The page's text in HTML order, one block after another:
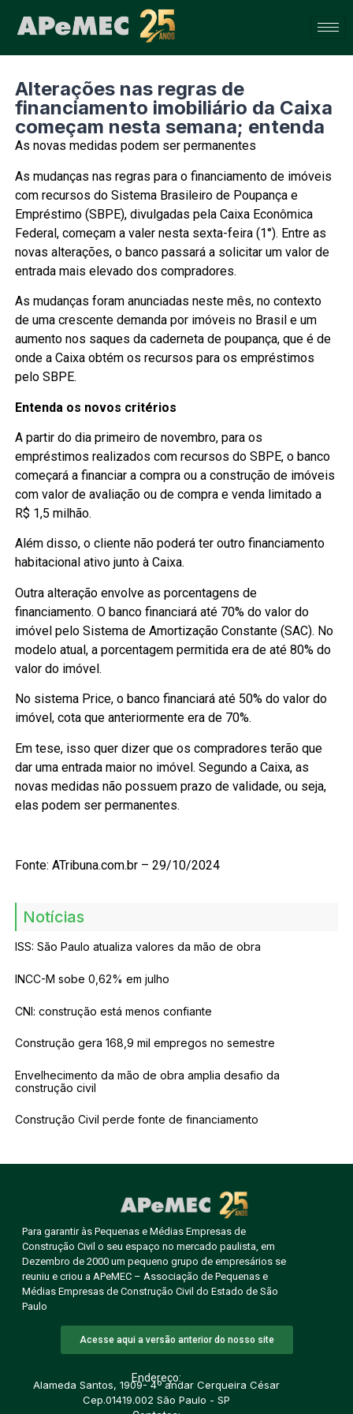
Alterações nas regras de
financiamento imobiliário da Caixa
começam nesta semana; entenda
As novas medidas podem ser permanentes
As mudanças nas regras para o financiamento de imóveis
com recursos do Sistema Brasileiro de Poupança e
Empréstimo (SBPE), divulgadas pela Caixa Econômica
Federal, começam a valer nesta sexta-feira (1°). Entre as
novas alterações, o banco passará a solicitar um valor de
entrada mais elevado dos compradores.
As mudanças foram anunciadas neste mês, no contexto
de uma crescente demanda por imóveis no Brasil e um
aumento nos saques da caderneta de poupança, que é de
onde a Caixa obtém os recursos para os empréstimos
pelo SBPE.
Entenda os novos critérios
A partir do dia primeiro de novembro, para os
empréstimos realizados com recursos do SBPE, o banco
começará a financiar a compra ou a construção de imóveis
com valor de avaliação ou de compra e venda limitado a
R$ 1,5 milhão.
Além disso, o cliente não poderá ter outro financiamento
habitacional ativo junto à Caixa.
Outra alteração envolve as porcentagens de
financiamento. O banco financiará até 70% do valor do
imóvel pelo Sistema de Amortização Constante (SAC). No
modelo atual, a porcentagem permitida era de até 80% do
valor do imóvel.
No sistema Price, o banco financiará até 50% do valor do
imóvel, cota que anteriormente era de 70%.
Em tese, isso quer dizer que os compradores terão que
dar uma entrada maior no imóvel. Segundo a Caixa, as
novas medidas não possuem prazo de validade, ou seja,
elas podem ser permanentes.
Fonte: ATribuna.com.br – 29/10/2024
Notícias
ISS: São Paulo atualiza valores da mão de obra
INCC-M sobe 0,62% em julho
CNI: construção está menos confiante
Construção gera 168,9 mil empregos no semestre
Envelhecimento da mão de obra amplia desafio da
construção civil
Construção Civil perde fonte de financiamento
Para garantir às Pequenas e Médias Empresas de
Construção Civil o seu espaço no mercado paulista, em
Dezembro de 2000 um pequeno grupo de empresários se
reuniu e criou a APeMEC – Associação de Pequenas e
Médias Empresas de Construção Civil do Estado de São
Paulo
Acesse aqui a versão anterior do nosso site
Endereço:
Alameda Santos, 1909- 4º andar Cerqueira César
Cep.01419.002 São Paulo - SP